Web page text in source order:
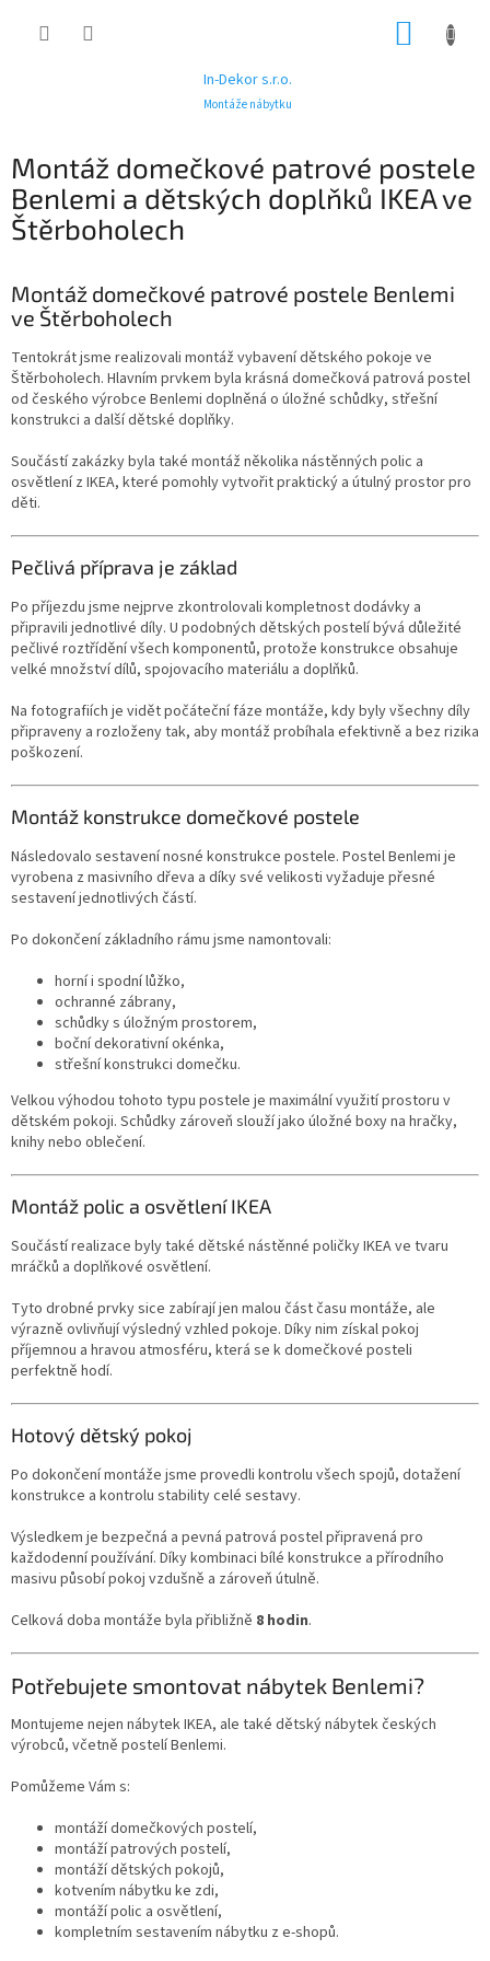
In-Dekor s.r.o.
Montáže nábytku
Montáž domečkové patrové postele
Benlemi a dětských doplňků IKEA ve
Štěrboholech
Montáž domečkové patrové postele Benlemi
ve Štěrboholech
Tentokrát jsme realizovali montáž vybavení dětského pokoje ve
Štěrboholech. Hlavním prvkem byla krásná domečková patrová postel
od českého výrobce Benlemi doplněná o úložné schůdky, střešní
konstrukci a další dětské doplňky.
Součástí zakázky byla také montáž několika nástěnných polic a
osvětlení z IKEA, které pomohly vytvořit praktický a útulný prostor pro
děti.
Pečlivá příprava je základ
Po příjezdu jsme nejprve zkontrolovali kompletnost dodávky a
připravili jednotlivé díly. U podobných dětských postelí bývá důležité
pečlivé roztřídění všech komponentů, protože konstrukce obsahuje
velké množství dílů, spojovacího materiálu a doplňků.
Na fotografiích je vidět počáteční fáze montáže, kdy byly všechny díly
připraveny a rozloženy tak, aby montáž probíhala efektivně a bez rizika
poškození.
Montáž konstrukce domečkové postele
Následovalo sestavení nosné konstrukce postele. Postel Benlemi je
vyrobena z masivního dřeva a díky své velikosti vyžaduje přesné
sestavení jednotlivých částí.
Po dokončení základního rámu jsme namontovali:
horní i spodní lůžko,
ochranné zábrany,
schůdky s úložným prostorem,
boční dekorativní okénka,
střešní konstrukci domečku.
Velkou výhodou tohoto typu postele je maximální využití prostoru v
dětském pokoji. Schůdky zároveň slouží jako úložné boxy na hračky,
knihy nebo oblečení.
Montáž polic a osvětlení IKEA
Součástí realizace byly také dětské nástěnné poličky IKEA ve tvaru
mráčků a doplňkové osvětlení.
Tyto drobné prvky sice zabírají jen malou část času montáže, ale
výrazně ovlivňují výsledný vzhled pokoje. Díky nim získal pokoj
příjemnou a hravou atmosféru, která se k domečkové posteli
perfektně hodí.
Hotový dětský pokoj
Po dokončení montáže jsme provedli kontrolu všech spojů, dotažení
konstrukce a kontrolu stability celé sestavy.
Výsledkem je bezpečná a pevná patrová postel připravená pro
každodenní používání. Díky kombinaci bílé konstrukce a přírodního
masivu působí pokoj vzdušně a zároveň útulně.
Celková doba montáže byla přibližně 8 hodin.
Potřebujete smontovat nábytek Benlemi?
Montujeme nejen nábytek IKEA, ale také dětský nábytek českých
výrobců, včetně postelí Benlemi.
Pomůžeme Vám s:
montáží domečkových postelí,
montáží patrových postelí,
montáží dětských pokojů,
kotvením nábytku ke zdi,
montáží polic a osvětlení,
kompletním sestavením nábytku z e-shopů.